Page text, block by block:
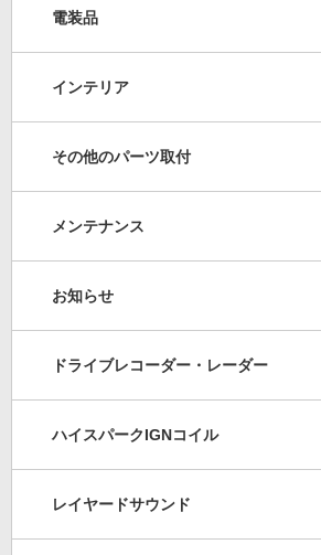
電装品
インテリア
その他のパーツ取付
メンテナンス
お知らせ
ドライブレコーダー・レーダー
ハイスパークIGNコイル
レイヤードサウンド